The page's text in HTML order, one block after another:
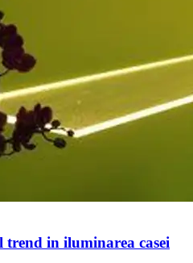
in iluminarea casei